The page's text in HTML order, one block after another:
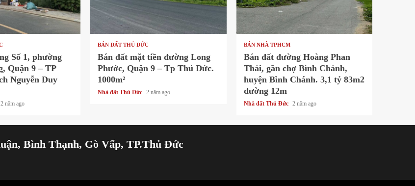
Số 1, phường
Quận 9 – TP
Nguyễn Duy
2 năm ago
1 min read
BÁN ĐẤT THỦ ĐỨC
Bán đất mặt tiền đường Long
Phước, Quận 9 – Tp Thủ Đức.
1000m²
Nhà đất Thủ Đức 2 năm ago
BÁN NHÀ TPHCM
Bán đất đường Hoàng Phan
Thái, gần chợ Bình Chánh,
huyện Bình Chánh. 3,1 tỷ 83m2
đường 12m
Nhà đất Thủ Đức 2 năm ago
Bình Thạnh, Gò Vấp, TP.Thủ Đức